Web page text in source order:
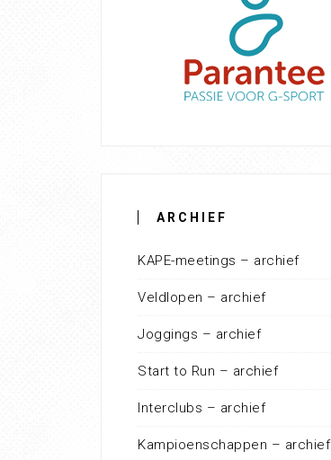
ARCHIEF
KAPE-meetings – archief
Veldlopen – archief
Joggings – archief
Start to Run – archief
Interclubs – archief
Kampioenschappen – archief